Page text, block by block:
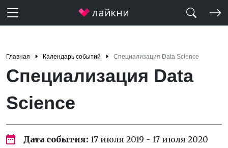
Главная Календарь событий Специализация Data Science
Специализация Data
Science
Дата события: 17 июля 2019 - 17 июля 2020